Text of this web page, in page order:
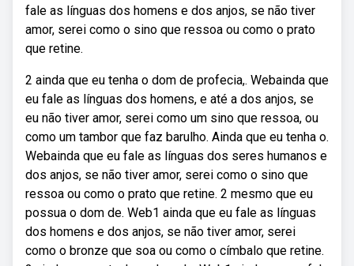
fale as línguas dos homens e dos anjos, se não tiver
amor, serei como o sino que ressoa ou como o prato
que retine.
2 ainda que eu tenha o dom de profecia,. Webainda que
eu fale as línguas dos homens, e até a dos anjos, se
eu não tiver amor, serei como um sino que ressoa, ou
como um tambor que faz barulho. Ainda que eu tenha o.
Webainda que eu fale as línguas dos seres humanos e
dos anjos, se não tiver amor, serei como o sino que
ressoa ou como o prato que retine. 2 mesmo que eu
possua o dom de. Web1 ainda que eu fale as línguas
dos homens e dos anjos, se não tiver amor, serei
como o bronze que soa ou como o címbalo que retine.